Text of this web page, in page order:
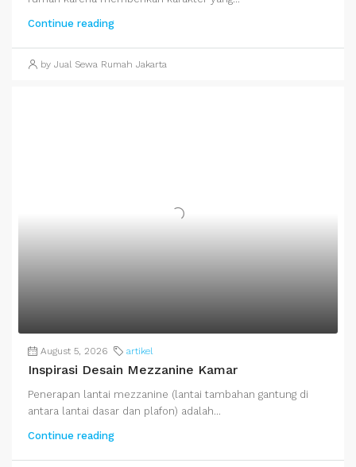
Continue reading
by Jual Sewa Rumah Jakarta
August 5, 2026 artikel
Inspirasi Desain Mezzanine Kamar
Penerapan lantai mezzanine (lantai tambahan gantung di
antara lantai dasar dan plafon) adalah...
Continue reading